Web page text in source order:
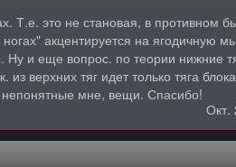
Т.е. это не становая, в противном
акцентируется на ягодичную
и еще вопрос. по теории нижние
верхних тяг идет только тяга
мне, вещи. Спасибо!
Окт.